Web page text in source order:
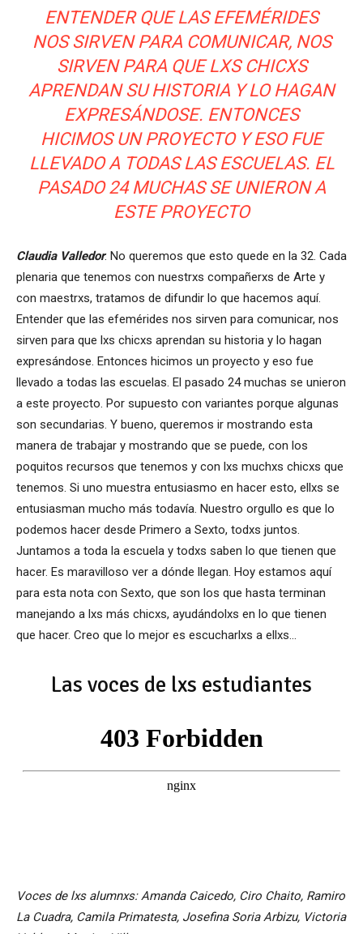
ENTENDER QUE LAS EFEMÉRIDES
NOS SIRVEN PARA COMUNICAR, NOS
SIRVEN PARA QUE LXS CHICXS
APRENDAN SU HISTORIA Y LO HAGAN
EXPRESÁNDOSE. ENTONCES
HICIMOS UN PROYECTO Y ESO FUE
LLEVADO A TODAS LAS ESCUELAS. EL
PASADO 24 MUCHAS SE UNIERON A
ESTE PROYECTO
Claudia Valledor: No queremos que esto quede en la 32. Cada
plenaria que tenemos con nuestrxs compañerxs de Arte y
con maestrxs, tratamos de difundir lo que hacemos aquí.
Entender que las efemérides nos sirven para comunicar, nos
sirven para que lxs chicxs aprendan su historia y lo hagan
expresándose. Entonces hicimos un proyecto y eso fue
llevado a todas las escuelas. El pasado 24 muchas se unieron
a este proyecto. Por supuesto con variantes porque algunas
son secundarias. Y bueno, queremos ir mostrando esta
manera de trabajar y mostrando que se puede, con los
poquitos recursos que tenemos y con lxs muchxs chicxs que
tenemos. Si uno muestra entusiasmo en hacer esto, ellxs se
entusiasman mucho más todavía. Nuestro orgullo es que lo
podemos hacer desde Primero a Sexto, todxs juntos.
Juntamos a toda la escuela y todxs saben lo que tienen que
hacer. Es maravilloso ver a dónde llegan. Hoy estamos aquí
para esta nota con Sexto, que son los que hasta terminan
manejando a lxs más chicxs, ayudándolxs en lo que tienen
que hacer. Creo que lo mejor es escucharlxs a ellxs…
Las voces de lxs estudiantes
Voces de lxs alumnxs: Amanda Caicedo, Ciro Chaito, Ramiro
La Cuadra, Camila Primatesta, Josefina Soria Arbizu, Victoria